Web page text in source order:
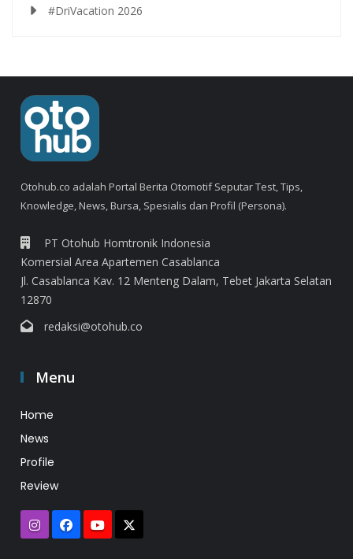
#DriVacation 2026
Otohub.co adalah Portal Berita Otomotif Seputar Test, Tips,
Knowledge, News, Bursa, Spesialis dan Profil (Persona).
PT Otohub Homtronik Indonesia
Komersial Area Apartemen Casablanca
Jl. Casablanca Kav. 12 Menteng Dalam, Tebet Jakarta Selatan
12870
redaksi@otohub.co
Menu
Home
News
Profile
Review